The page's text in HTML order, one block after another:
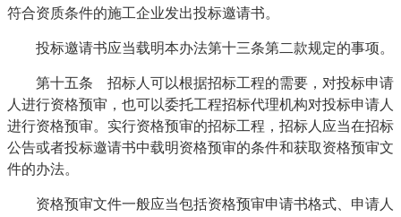
符合资质条件的施工企业发出投标邀请书。
投标邀请书应当载明本办法第十三条第二款规定的事项。
第十五条 招标人可以根据招标工程的需要，对投标申请
人进行资格预审，也可以委托工程招标代理机构对投标申请人
进行资格预审。实行资格预审的招标工程，招标人应当在招标
公告或者投标邀请书中载明资格预审的条件和获取资格预审文
件的办法。
资格预审文件一般应当包括资格预审申请书格式、申请人